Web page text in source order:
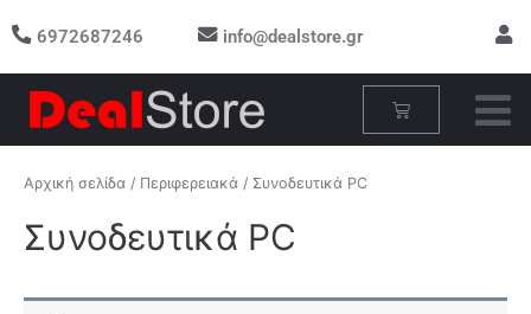
στο 6972687246 info@dealstore.gr
Cart
Αρχική σελίδα / Περιφερειακά / Συνοδευτικά PC
Συνοδευτικά PC